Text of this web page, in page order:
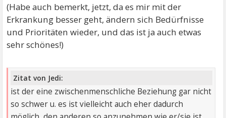
(Habe auch bemerkt, jetzt, da es mir mit der
Erkrankung besser geht, ändern sich Bedürfnisse
und Prioritäten wieder, und das ist ja auch etwas
sehr schönes!)
Zitat von Jedi:
ist der eine zwischenmenschliche Beziehung gar nicht
so schwer u. es ist vielleicht auch eher dadurch